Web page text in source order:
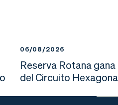
06/08/2026
Reserva Rotana
del Circuito